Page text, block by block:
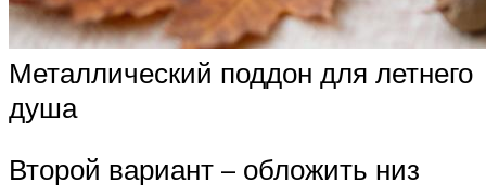
Металлический поддон для летнего
душа
Второй вариант – обложить низ